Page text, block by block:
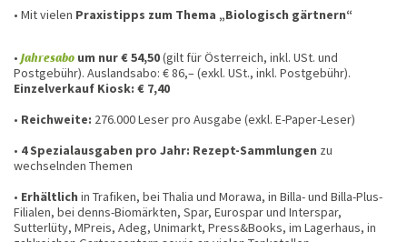
• Mit vielen Praxistipps zum Thema „Biologisch gärtnern“
• Jahresabo um nur € 54,50(gilt für Österreich, inkl. USt. und
Postgebühr). Auslandsabo: € 86,– (exkl. USt., inkl. Postgebühr).
Einzelverkauf Kiosk: € 7,40
• Reichweite: 276.000 Leser pro Ausgabe (exkl. E-Paper-Leser)
• 4 Spezialausgaben pro Jahr: Rezept-Sammlungen zu
wechselnden Themen
• Erhältlich in Trafiken, bei Thalia und Morawa, in Billa- und Billa-Plus-
Filialen, bei denns-Biomärkten, Spar, Eurospar und Interspar,
Sutterlüty, MPreis, Adeg, Unimarkt, Press&Books, im Lagerhaus, in